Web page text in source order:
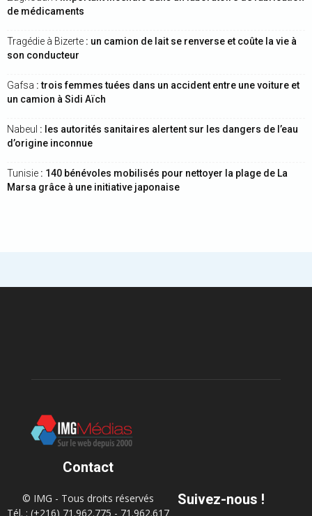
de médicaments
Tragédie à Bizerte : un camion de lait se renverse et coûte la vie à
son conducteur
Gafsa : trois femmes tuées dans un accident entre une voiture et
un camion à Sidi Aïch
Nabeul : les autorités sanitaires alertent sur les dangers de l’eau
d’origine inconnue
Tunisie : 140 bénévoles mobilisés pour nettoyer la plage de La
Marsa grâce à une initiative japonaise
Contact
© IMG - Tous droits réservés
Tél. : (+216) 71.962.775 - 71.962.617
Suivez-nous !